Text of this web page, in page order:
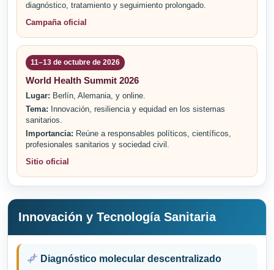
diagnóstico, tratamiento y seguimiento prolongado.
Campaña oficial
11–13 de octubre de 2026
World Health Summit 2026
Lugar: Berlín, Alemania, y online.
Tema: Innovación, resiliencia y equidad en los sistemas
sanitarios.
Importancia: Reúne a responsables políticos, científicos,
profesionales sanitarios y sociedad civil.
Sitio oficial
Innovación y Tecnología Sanitaria
Diagnóstico molecular descentralizado